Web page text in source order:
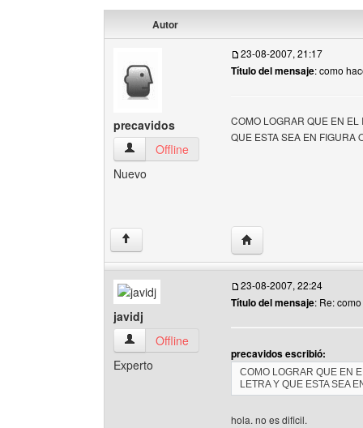
Autor
precavidos
precavidos Ver perfil del usuario
Offline
Nuevo
23-08-2007, 21:17
Título del mensaje: como
COMO LOGRAR QUE EN
QUE ESTA SEA EN FIGURA
↑ Visitar sitio web del
javidj
javidj Ver perfil del usuario
Offline
Experto
23-08-2007, 22:24
Título del mensaje: Re:
precavidos escribió:
COMO LOGRAR QUE EN
LETRA Y QUE ESTA SEA
hola. no es dificil.